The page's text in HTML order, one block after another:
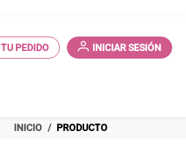
TU PEDIDO INICIAR SESIÓN
INICIO PRODUCTO